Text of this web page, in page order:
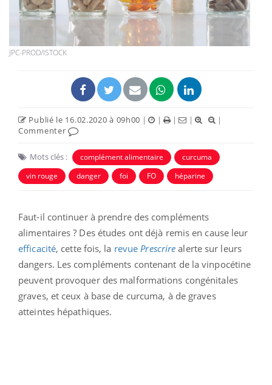
JPC-PROD/ISTOCK
Publié le 16.02.2020 à 09h00 | | | |
|
Commenter
Mots clés : complément alimentaire
curcuma
vin rouge
danger foi FO héparine
Faut-il continuer à prendre des compléments
alimentaires ? Des études ont déjà remis en cause leur
efficacité, cette fois, la revuePrescrire alerte sur leurs
dangers. Les compléments contenant de la vinpocétine
peuvent provoquer des malformations congénitales
graves, et ceux à base de curcuma, à de graves
atteintes hépathiques.